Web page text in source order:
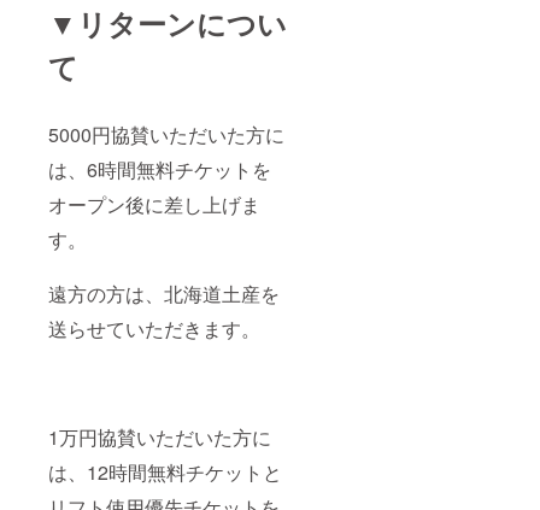
▼リターンについ
て
5000円協賛いただいた方に
は、6時間無料チケットを
オープン後に差し上げま
す。
遠方の方は、北海道土産を
送らせていただきます。
1万円協賛いただいた方に
は、12時間無料チケットと